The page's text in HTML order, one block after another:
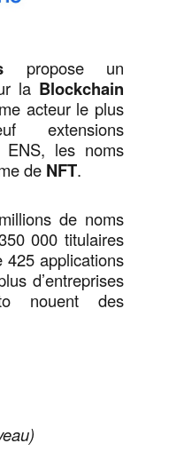
propose un
la Blockchain
acteur le plus
extensions
ENS, les noms
de NFT.
de noms
000 titulaires
425 applications
d’entreprises
nouent des